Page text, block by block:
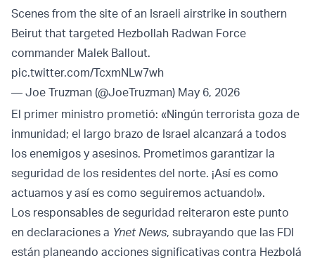
Scenes from the site of an Israeli airstrike in southern
Beirut that targeted Hezbollah Radwan Force
commander Malek Ballout.
pic.twitter.com/TcxmNLw7wh
— Joe Truzman (@JoeTruzman) May 6, 2026
El primer ministro prometió: «Ningún terrorista goza de
inmunidad; el largo brazo de Israel alcanzará a todos
los enemigos y asesinos. Prometimos garantizar la
seguridad de los residentes del norte. ¡Así es como
actuamos y así es como seguiremos actuando!».
Los responsables de seguridad reiteraron este punto
en declaraciones a Ynet News, subrayando que las FDI
están planeando acciones significativas contra Hezbolá